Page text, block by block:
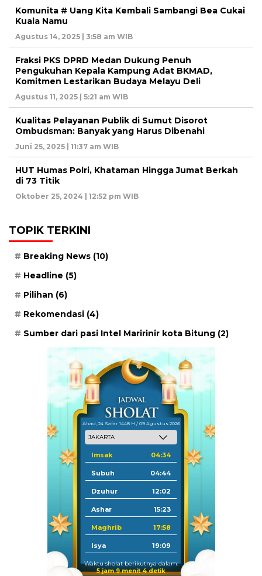
Komunita # Uang Kita Kembali Sambangi Bea Cukai
Kuala Namu
Agustus 14, 2025 | 3:58 am WIB
Fraksi PKS DPRD Medan Dukung Penuh
Pengukuhan Kepala Kampung Adat BKMAD,
Komitmen Lestarikan Budaya Melayu Deli
Agustus 11, 2025 | 5:21 am WIB
Kualitas Pelayanan Publik di Sumut Disorot
Ombudsman: Banyak yang Harus Dibenahi
Juni 25, 2025 | 11:37 am WIB
HUT Humas Polri, Khataman Hingga Jumat Berkah
di 73 Titik
Oktober 25, 2024 | 12:52 pm WIB
TOPIK TERKINI
Breaking News (10)
Headline (5)
Pilihan (6)
Rekomendasi (4)
Sumber dari pasi Intel Maririnir kota Bitung (2)
Ahad, 24 Safar 1448 H / 09 Agustus 2026
Imsak 04:34
Subuh 04:44
Dzuhur 12:02
Ashar 15:23
Maghrib 17:58
Isya 19:09
Waktu sholat berikutnya dalam:
5 jam 9 menit 2 detik